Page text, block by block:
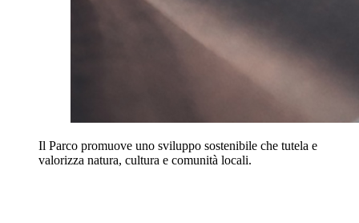
Il Parco promuove uno sviluppo sostenibile che tutela e
valorizza natura, cultura e comunità locali.